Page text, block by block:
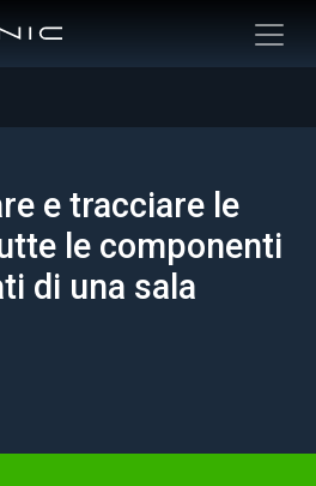
e tracciare le
le componenti
di una sala